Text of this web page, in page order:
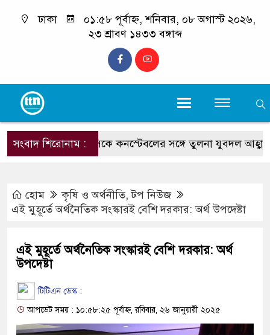
ঢাকা
০১:৫৮ পূর্বাহ্ন, শনিবার, ০৮ অগাস্ট ২০২৬,
২৩ শ্রাবণ ১৪৩৩ বঙ্গাব্দ
সংবাদ শিরোনাম :
টেকনাফের ওসিকে কনস্টেবলের সঙ্গে তুলনা যুবদল আহ্বায়ক
হোম কৃষি ও অর্থনীতি,টপ নিউজ
এই মুহূর্তে অর্থনৈতিক সংস্কারই বেশি দরকার: অর্থ উপদেষ্টা
এই মুহূর্তে অর্থনৈতিক সংস্কারই বেশি দরকার: অর্থ
উপদেষ্টা
টিটিএন ডেস্ক :
আপডেট সময় : ১০:৫৮:২৫ পূর্বাহ্ন, রবিবার, ২৬ জানুয়ারী ২০২৫